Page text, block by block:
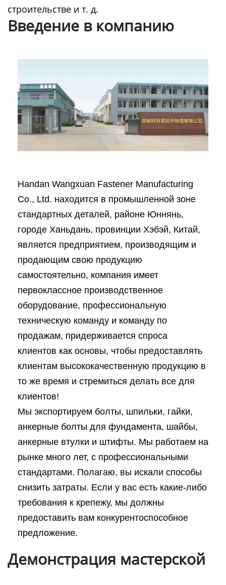
строительстве и т. д.
Введение в компанию
Handan Wangxuan Fastener Manufacturing
Co., Ltd. находится в промышленной зоне
стандартных деталей, районе Юннянь,
городе Ханьдань, провинции Хэбэй, Китай,
является предприятием, производящим и
продающим свою продукцию
самостоятельно, компания имеет
первоклассное производственное
оборудование, профессиональную
техническую команду и команду по
продажам, придерживается спроса
клиентов как основы, чтобы предоставлять
клиентам высококачественную продукцию в
то же время и стремиться делать все для
клиентов!
Мы экспортируем болты, шпильки, гайки,
анкерные болты для фундамента, шайбы,
анкерные втулки и штифты. Мы работаем на
рынке много лет, с профессиональными
стандартами. Полагаю, вы искали способы
снизить затраты. Если у вас есть какие-либо
требования к крепежу, мы должны
предоставить вам конкурентоспособное
предложение.
Демонстрация мастерской